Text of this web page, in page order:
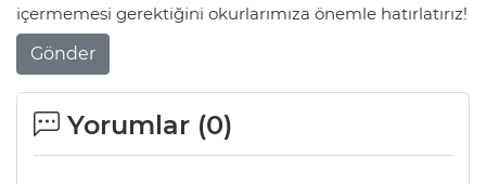
içermemesi gerektiğini okurlarımıza önemle hatırlatırız!
Gönder
Yorumlar (0)